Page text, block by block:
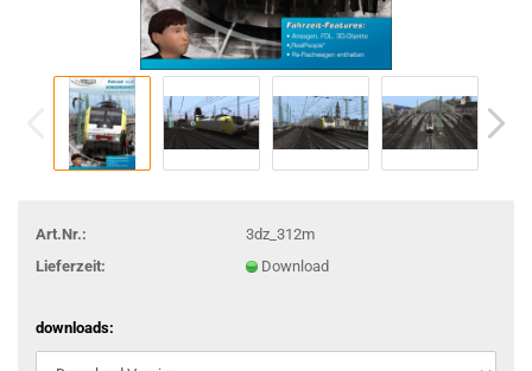
Art.Nr.:
3dz_312m
Lieferzeit:
Download
downloads: